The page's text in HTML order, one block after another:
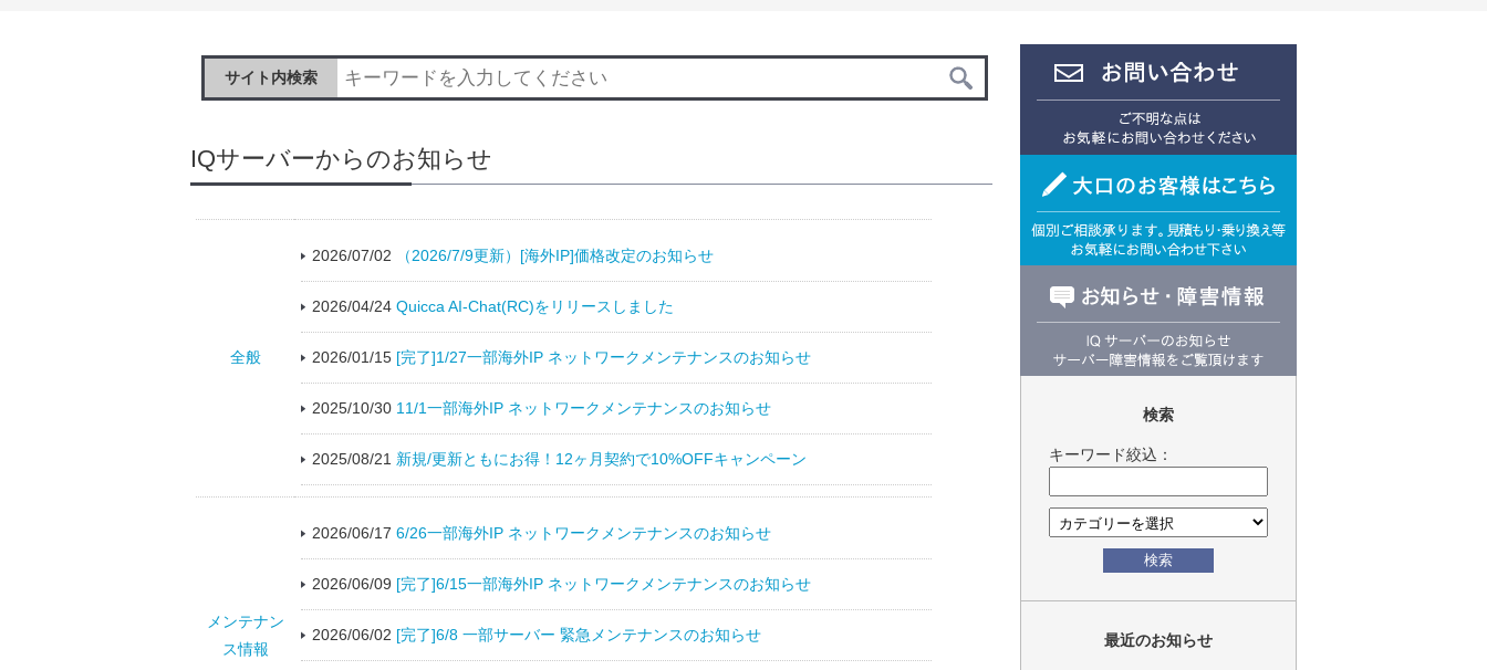
サイト内検索
IQサーバーからのお知らせ
全般
2026/07/02 （2026/7/9更新）[海外IP]価格改定のお知らせ
2026/04/24 Quicca AI-Chat(RC)をリリースしました
2026/01/15 [完了]1/27一部海外IP ネットワークメンテナンスのお知らせ
2025/10/30 11/1一部海外IP ネットワークメンテナンスのお知らせ
2025/08/21 新規/更新ともにお得！12ヶ月契約で10%OFFキャンペーン
メンテナン
ス情報
2026/06/17 6/26一部海外IP ネットワークメンテナンスのお知らせ
2026/06/09 [完了]6/15一部海外IP ネットワークメンテナンスのお知らせ
2026/06/02 [完了]6/8 一部サーバー 緊急メンテナンスのお知らせ
検索
キーワード絞込：
検索
最近のお知らせ